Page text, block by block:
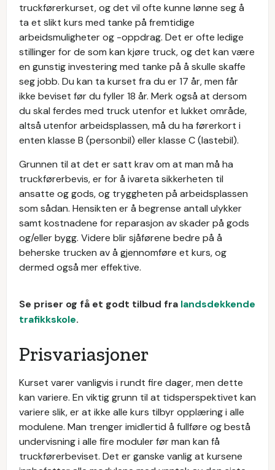
truckførerkurset, og det vil ofte kunne lønne seg å
ta et slikt kurs med tanke på fremtidige
arbeidsmuligheter og -oppdrag. Det er ofte ledige
stillinger for de som kan kjøre truck, og det kan være
en gunstig investering med tanke på å skulle skaffe
seg jobb. Du kan ta kurset fra du er 17 år, men får
ikke beviset før du fyller 18 år. Merk også at dersom
du skal ferdes med truck utenfor et lukket område,
altså utenfor arbeidsplassen, må du ha førerkort i
enten klasse B (personbil) eller klasse C (lastebil).
Grunnen til at det er satt krav om at man må ha
truckførerbevis, er for å ivareta sikkerheten til
ansatte og gods, og tryggheten på arbeidsplassen
som sådan. Hensikten er å begrense antall ulykker
samt kostnadene for reparasjon av skader på gods
og/eller bygg. Videre blir sjåførene bedre på å
beherske trucken av å gjennomføre et kurs, og
dermed også mer effektive.
Se priser og få et godt tilbud fra landsdekkende
trafikkskole.
Prisvariasjoner
Kurset varer vanligvis i rundt fire dager, men dette
kan variere. En viktig grunn til at tidsperspektivet kan
variere slik, er at ikke alle kurs tilbyr opplæring i alle
modulene. Man trenger imidlertid å fullføre og bestå
undervisning i alle fire moduler før man kan få
truckførerbeviset. Det er ganske vanlig at kursene